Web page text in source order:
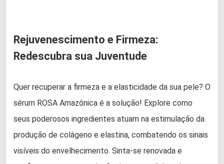
Rejuvenescimento e Firmeza:
Redescubra sua Juventude
Quer recuperar a firmeza e a elasticidade da sua pele? O
sérum ROSA Amazônica é a solução! Explore como
seus poderosos ingredientes atuam na estimulação da
produção de colágeno e elastina, combatendo os sinais
visíveis do envelhecimento. Sinta-se renovada e